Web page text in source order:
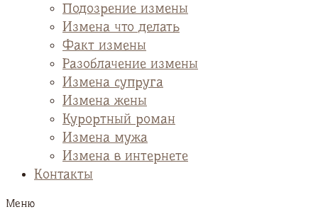
Подозрение измены
Измена что делать
Факт измены
Разоблачение измены
Измена супруга
Измена жены
Курортный роман
Измена мужа
Измена в интернете
Контакты
Меню